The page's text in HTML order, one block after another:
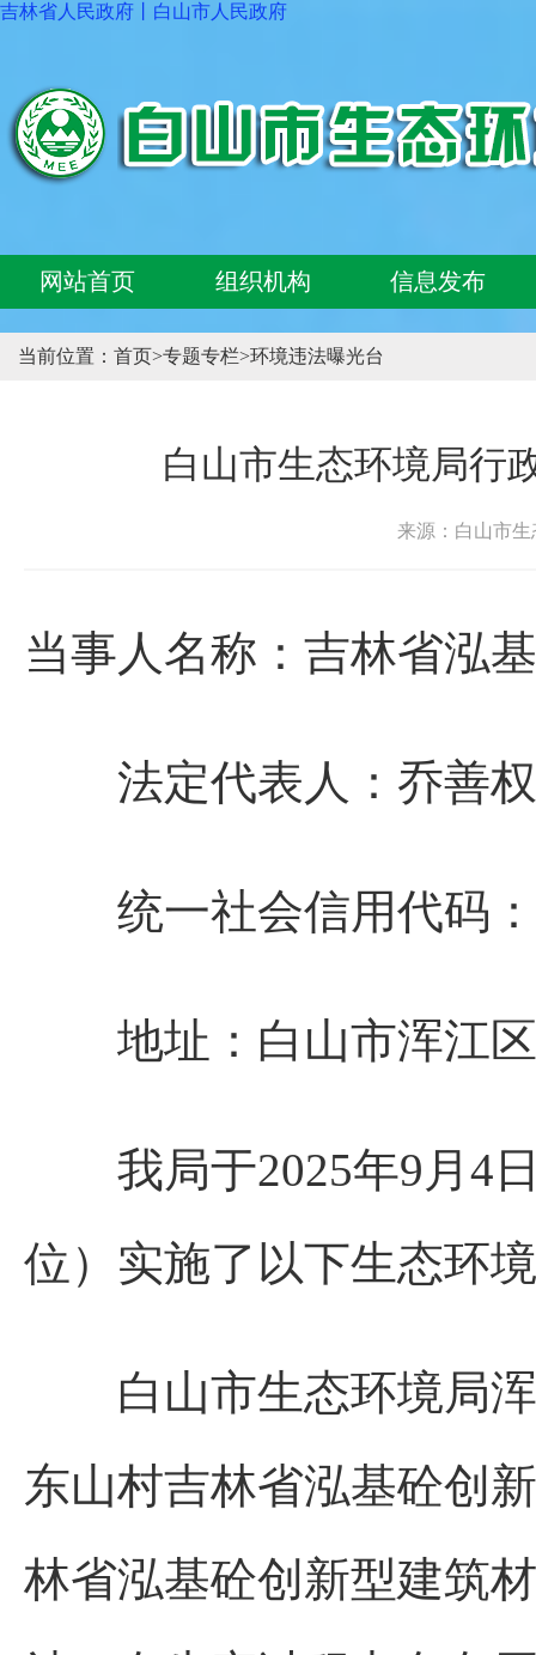
吉林省人民政府 白山市人民政府
网站首页 组织机构 信息发布
当前位置： 首页>专题专栏>环境违法曝光台
白山市生态环境局行
来源：白山市
当事人名称：吉林省泓
法定代表人：乔善
统一社会信用代码：
地址：白山市浑江区
我局于2025年9月4日
位）实施了以下生态环
白山市生态环境局浑
东山村吉林省泓基砼创
林省泓基砼创新型建筑